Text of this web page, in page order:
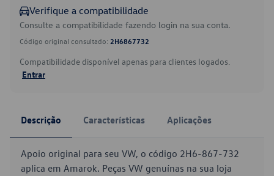
Verifique a compatibilidade
Consulte a compatibilidade fazendo login na sua conta.
Código original consultado: 2H6867732
Compatibilidade disponível apenas para clientes logados.
Entrar
Descrição Características Aplicações
Apoio original para seu VW, o código 2H6-867-732
aplica em Amarok. Peças VW genuínas na sua loja